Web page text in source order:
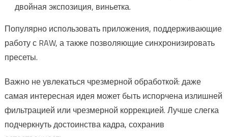
двойная экспозиция, виньетка.
Популярно использовать приложения, поддерживающие
работу с RAW, а также позволяющие синхронизировать
пресеты.
Важно не увлекаться чрезмерной обработкой: даже
самая интересная идея может быть испорчена излишней
фильтрацией или чрезмерной коррекцией. Лучше слегка
подчеркнуть достоинства кадра, сохранив